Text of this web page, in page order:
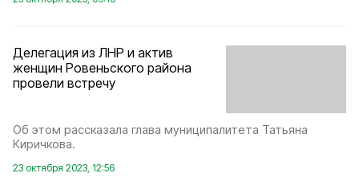
Делегация из ЛНР и актив
женщин Ровеньского района
провели встречу
Об этом рассказала глава муниципалитета Татьяна
Киричкова.
23 октября 2023, 12:56